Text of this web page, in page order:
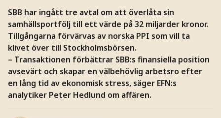
SBB har ingått tre avtal om att överlåta sin
samhällsportfölj till ett värde på 32 miljarder kronor.
Tillgångarna förvärvas av norska PPI som vill ta
klivet över till Stockholmsbörsen.
– Transaktionen förbättrar SBB:s finansiella position
avsevärt och skapar en välbehövlig arbetsro efter
en lång tid av ekonomisk stress, säger EFN:s
analytiker Peter Hedlund om affären.